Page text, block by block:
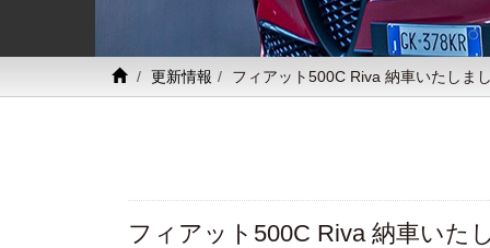
更新情報 フィアット500C Riva 納車いたしま
フィアット500C Riva 納車いた